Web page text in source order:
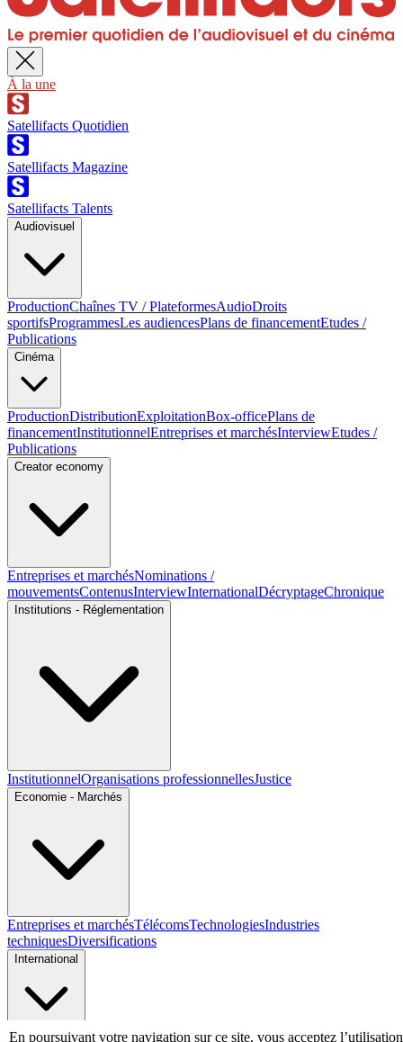
À la une
Satellifacts Quotidien
Satellifacts Magazine
Satellifacts Talents
Audiovisuel
ProductionChaînes TV / PlateformesAudioDroits
sportifsProgrammesLes audiencesPlans de financementEtudes /
Publications
Cinéma
ProductionDistributionExploitationBox-officePlans de
financementInstitutionnelEntreprises et marchésInterviewEtudes /
Publications
Creator economy
Entreprises et marchésNominations /
mouvementsContenusInterviewInternationalDécryptageChronique
Institutions - Réglementation
InstitutionnelOrganisations professionnellesJustice
Economie - Marchés
Entreprises et marchésTélécomsTechnologiesIndustries
techniquesDiversifications
International
En poursuivant votre navigation sur ce site, vous acceptez l’utilisation